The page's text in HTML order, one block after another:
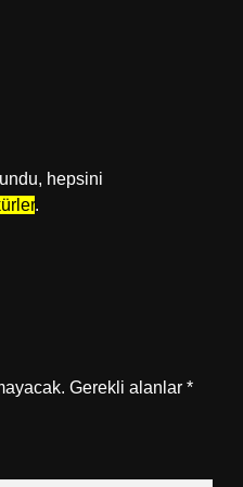
hepsini
.
Gerekli alanlar *